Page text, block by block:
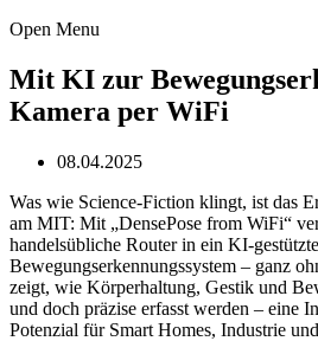
Open Menu
Mit KI zur
Kamera per WiFi
08.04.2025
Was wie Science-Fiction klingt, ist das
am MIT: Mit „DensePose from WiFi“
handelsübliche Router in ein KI-
Bewegungserkennungssystem – ganz
zeigt, wie Körperhaltung, Gestik und
und doch präzise erfasst werden – eine
Potenzial für Smart Homes, Industrie